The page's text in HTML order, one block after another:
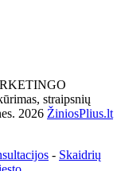
straipsnių
2026 ŽiniosPlius.lt
- Skaidrių